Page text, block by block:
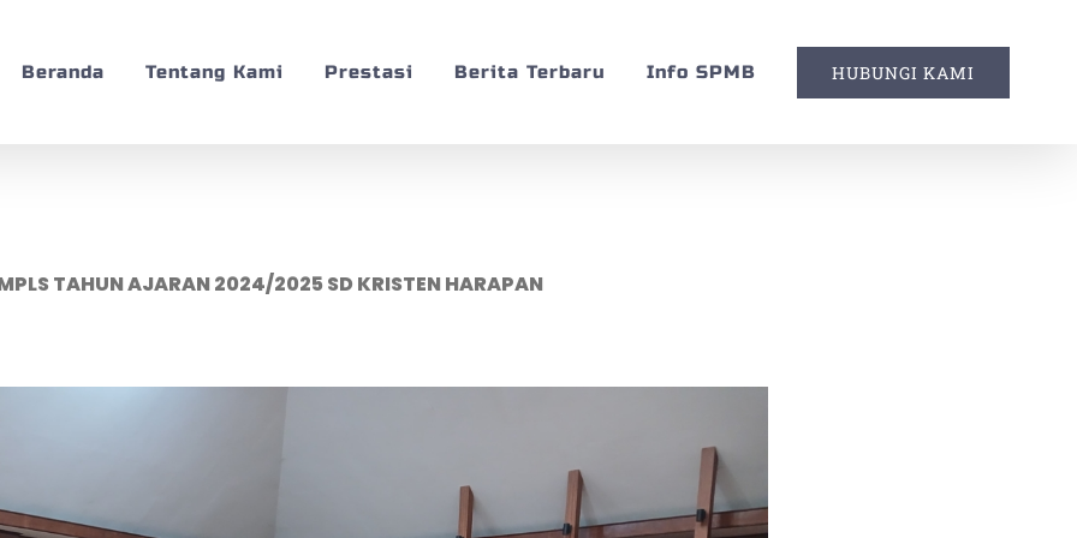
Beranda Tentang Kami Prestasi Berita Terbaru Info SPMB HUBUNGI KAMI
TAHUN AJARAN 2024/2025 SD KRISTEN HARAPAN